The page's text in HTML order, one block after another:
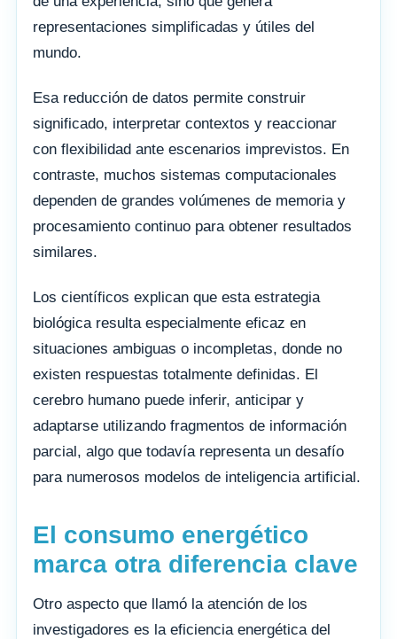
representaciones simplificadas y útiles del
mundo.
Esa reducción de datos permite construir
significado, interpretar contextos y reaccionar
con flexibilidad ante escenarios imprevistos. En
contraste, muchos sistemas computacionales
dependen de grandes volúmenes de memoria y
procesamiento continuo para obtener resultados
similares.
Los científicos explican que esta estrategia
biológica resulta especialmente eficaz en
situaciones ambiguas o incompletas, donde no
existen respuestas totalmente definidas. El
cerebro humano puede inferir, anticipar y
adaptarse utilizando fragmentos de información
parcial, algo que todavía representa un desafío
para numerosos modelos de inteligencia artificial.
El consumo energético
marca otra diferencia clave
Otro aspecto que llamó la atención de los
investigadores es la eficiencia energética del